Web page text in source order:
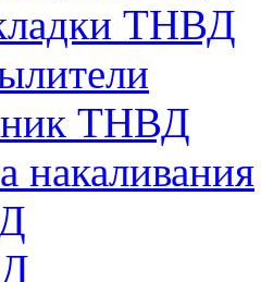
ТНВД
ТНВД
накаливания